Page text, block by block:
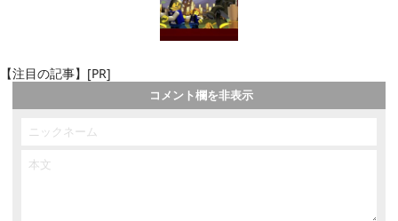
【注目の記事】[PR]
コメント欄を非表示